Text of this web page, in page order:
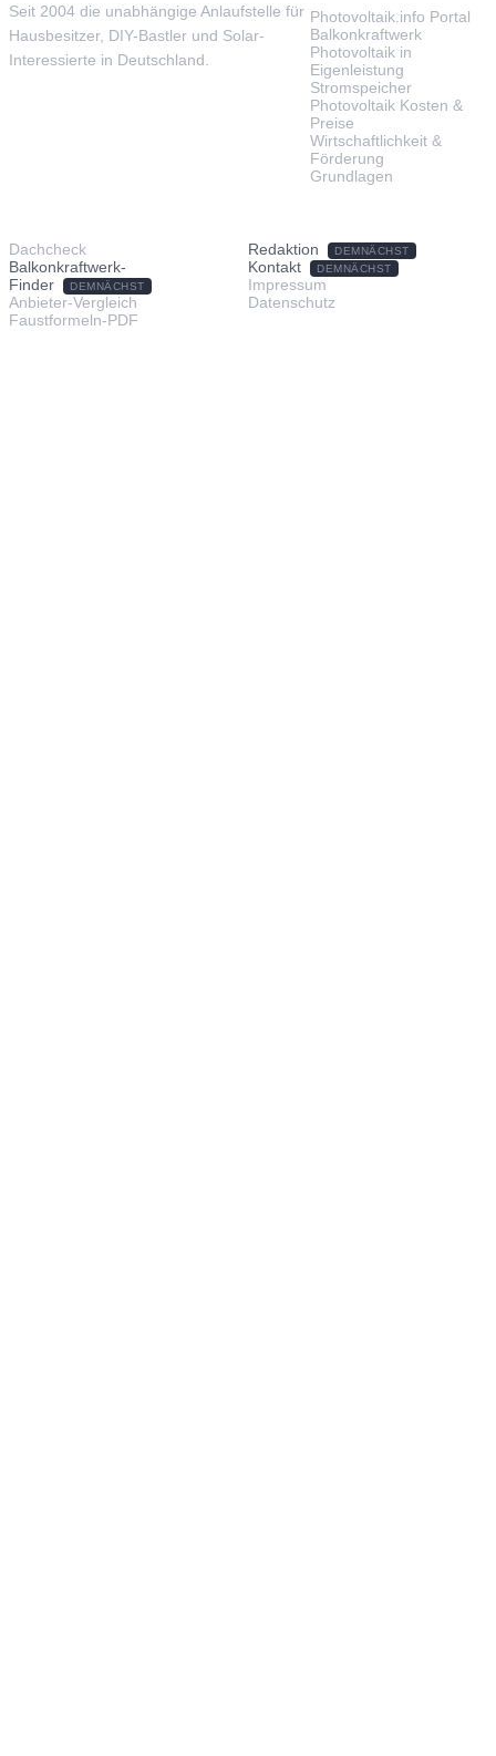
Seit 2004 die unabhängige Anlaufstelle für
Hausbesitzer, DIY-Bastler und Solar-
Interessierte in Deutschland.
Photovoltaik.info Portal
Balkonkraftwerk
Photovoltaik in
Eigenleistung
Stromspeicher
Photovoltaik Kosten &
Preise
Wirtschaftlichkeit &
Förderung
Grundlagen
Dachcheck
Balkonkraftwerk-
Finder
DEMNÄCHST
Anbieter-Vergleich
Faustformeln-PDF
Redaktion DEMNÄCHST
Kontakt DEMNÄCHST
Impressum
Datenschutz